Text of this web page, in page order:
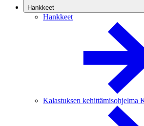
Hankkeet
Hankkeet
Kalastuksen kehittämisohjelma